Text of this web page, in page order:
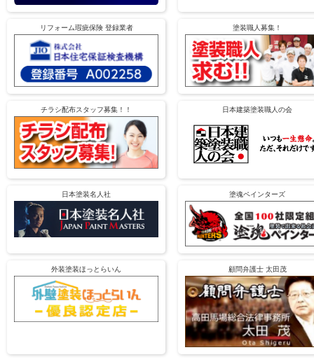
リフォーム瑕疵保険 登録業者 塗装職人募集！
チラシ配布スタッフ募集！！ 日本建築塗装職人の会
日本塗装名人社 塗魂ペインターズ
外装塗装ほっとらいん 顧問弁護士 太田茂